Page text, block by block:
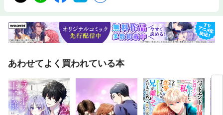
あわせてよく買われている本